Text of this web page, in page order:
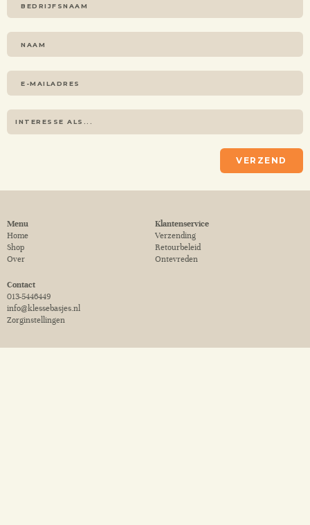
VERZEND
Menu
Home
Shop
Over
Klantenservice
Verzending
Retourbeleid
Ontevreden
Contact
013-5446449
info@klessebasjes.nl
Zorginstellingen